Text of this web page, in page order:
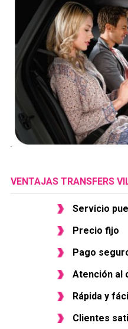
VENTAJAS TRANSFERS
Servicio
Precio fijo
Pago
Atención al
Rápida y
Clientes